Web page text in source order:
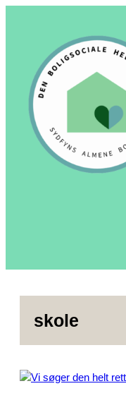
skole